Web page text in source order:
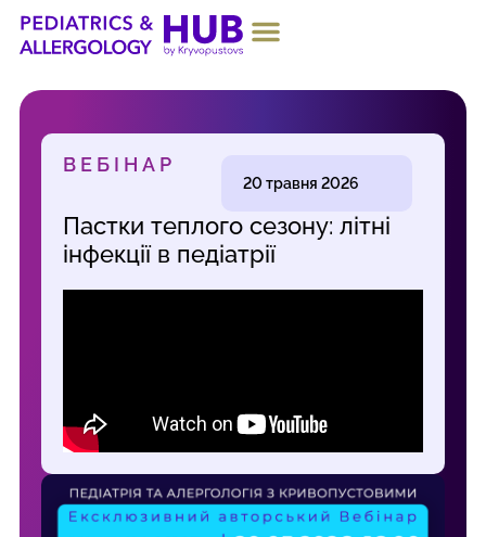
ВЕБІНАР
20 травня 2026
Пастки теплого сезону: літні
інфекції в педіатрії